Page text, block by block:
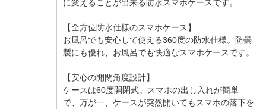
に変えることが出来る防水スマホケースです。
【全方位防水仕様のスマホケース】
お風呂でも安心して使える360度の防水仕様。防曇
製にも優れ、お風呂でも快適なスマホケースです。
【安心の開閉角度設計】
ケースは60度開閉式。スマホの出し入れが簡単
で、万が一、ケースが突然開いてもスマホの落下を